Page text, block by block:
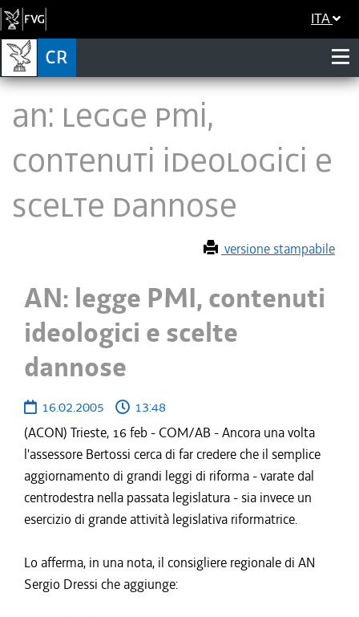
ITA
AN: legge PMI,
contenuti ideologici e
scelte dannose
versione stampabile
AN: legge PMI, contenuti
ideologici e scelte
dannose
16.02.2005
13:48
(ACON) Trieste, 16 feb - COM/AB - Ancora una volta
l'assessore Bertossi cerca di far credere che il semplice
aggiornamento di grandi leggi di riforma - varate dal
centrodestra nella passata legislatura - sia invece un
esercizio di grande attività legislativa riformatrice.
Lo afferma, in una nota, il consigliere regionale di AN
Sergio Dressi che aggiunge: